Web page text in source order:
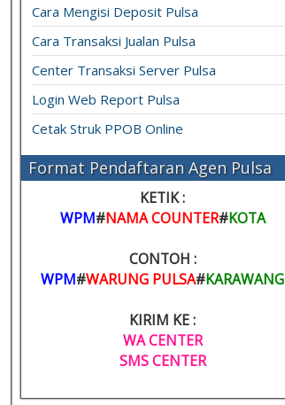
Cara Mengisi Deposit Pulsa
Cara Transaksi Jualan Pulsa
Center Transaksi Server Pulsa
Login Web Report Pulsa
Cetak Struk PPOB Online
Format Pendaftaran Agen Pulsa
KETIK :
WPM#NAMA COUNTER#KOTA
CONTOH :
WPM#WARUNG PULSA#KARAWANG
KIRIM KE :
WA CENTER
SMS CENTER